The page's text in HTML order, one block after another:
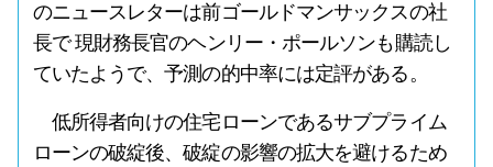
のニュースレターは前ゴールドマンサックスの社
長で 現財務長官のヘンリー・ポールソンも購読し
ていたようで、予測の的中率には定評がある。
低所得者向けの住宅ローンであるサブプライム
ローンの破綻後、破綻の影響の拡大を避けるため